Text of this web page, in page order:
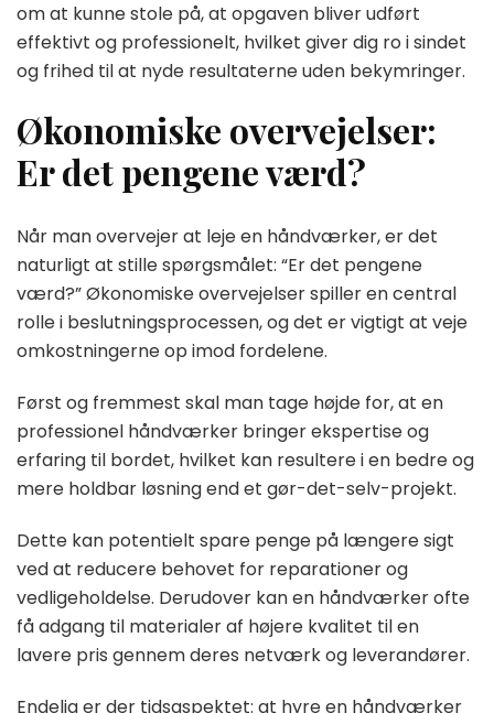
om at kunne stole på, at opgaven bliver udført
effektivt og professionelt, hvilket giver dig ro i sindet
og frihed til at nyde resultaterne uden bekymringer.
Økonomiske overvejelser:
Er det pengene værd?
Når man overvejer at leje en håndværker, er det
naturligt at stille spørgsmålet: “Er det pengene
værd?” Økonomiske overvejelser spiller en central
rolle i beslutningsprocessen, og det er vigtigt at veje
omkostningerne op imod fordelene.
Først og fremmest skal man tage højde for, at en
professionel håndværker bringer ekspertise og
erfaring til bordet, hvilket kan resultere i en bedre og
mere holdbar løsning end et gør-det-selv-projekt.
Dette kan potentielt spare penge på længere sigt
ved at reducere behovet for reparationer og
vedligeholdelse. Derudover kan en håndværker ofte
få adgang til materialer af højere kvalitet til en
lavere pris gennem deres netværk og leverandører.
Endelig er der tidsaspektet: at hyre en håndværker